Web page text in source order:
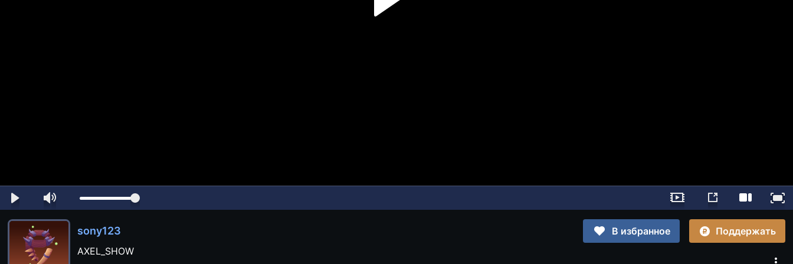
sony123 В избранное
Поддержать
AXEL_SHOW